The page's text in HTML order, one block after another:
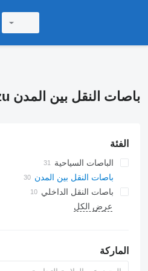
باصات النقل بين المدن Isuzu
الفئة
الباصات السياحية
باصات النقل بين المدن
باصات النقل الداخلي
عرض الكل
الماركة